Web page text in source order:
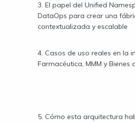
3. El papel del Unified
DataOps para crear una
contextualizada y escalable
4. Casos de uso reales en la
Farmacéutica, MMM y Bienes
5. Cómo esta arquitectura